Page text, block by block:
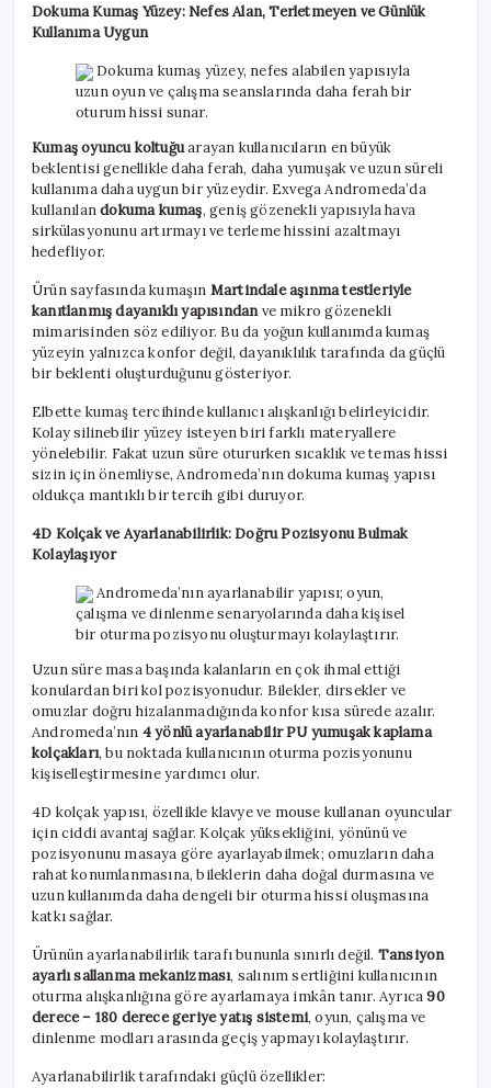
Dokuma Kumaş Yüzey: Nefes Alan, Terletmeyen ve Günlük
Kullanıma Uygun
Dokuma kumaş yüzey, nefes alabilen yapısıyla
uzun oyun ve çalışma seanslarında daha ferah bir
oturum hissi sunar.
Kumaş oyuncu koltuğuarayan kullanıcıların en büyük
beklentisi genellikle daha ferah, daha yumuşak ve uzun süreli
kullanıma daha uygun bir yüzeydir. Exvega Andromeda’da
kullanılandokuma kumaş, geniş gözenekli yapısıyla hava
sirkülasyonunu artırmayı ve terleme hissini azaltmayı
hedefliyor.
Ürün sayfasında kumaşın Martindale aşınma testleriyle
kanıtlanmış dayanıklı yapısındanve mikro gözenekli
mimarisinden söz ediliyor. Bu da yoğun kullanımda kumaş
yüzeyin yalnızca konfor değil, dayanıklılık tarafında da güçlü
bir beklenti oluşturduğunu gösteriyor.
Elbette kumaş tercihinde kullanıcı alışkanlığı belirleyicidir.
Kolay silinebilir yüzey isteyen biri farklı materyallere
yönelebilir. Fakat uzun süre otururken sıcaklık ve temas hissi
sizin için önemliyse, Andromeda’nın dokuma kumaş yapısı
oldukça mantıklı bir tercih gibi duruyor.
4D Kolçak ve Ayarlanabilirlik: Doğru Pozisyonu Bulmak
Kolaylaşıyor
Andromeda’nın ayarlanabilir yapısı; oyun,
çalışma ve dinlenme senaryolarında daha kişisel
bir oturma pozisyonu oluşturmayı kolaylaştırır.
Uzun süre masa başında kalanların en çok ihmal ettiği
konulardan biri kol pozisyonudur. Bilekler, dirsekler ve
omuzlar doğru hizalanmadığında konfor kısa sürede azalır.
Andromeda’nın 4 yönlü ayarlanabilir PU yumuşak kaplama
kolçakları, bu noktada kullanıcının oturma pozisyonunu
kişiselleştirmesine yardımcı olur.
4D kolçak yapısı, özellikle klavye ve mouse kullanan oyuncular
için ciddi avantaj sağlar. Kolçak yüksekliğini, yönünü ve
pozisyonunu masaya göre ayarlayabilmek; omuzların daha
rahat konumlanmasına, bileklerin daha doğal durmasına ve
uzun kullanımda daha dengeli bir oturma hissi oluşmasına
katkı sağlar.
Ürünün ayarlanabilirlik tarafı bununla sınırlı değil. Tansiyon
ayarlı sallanma mekanizması, salınım sertliğini kullanıcının
oturma alışkanlığına göre ayarlamaya imkân tanır. Ayrıca90
derece – 180 derece geriye yatış sistemi, oyun, çalışma ve
dinlenme modları arasında geçiş yapmayı kolaylaştırır.
Ayarlanabilirlik tarafındaki güçlü özellikler: